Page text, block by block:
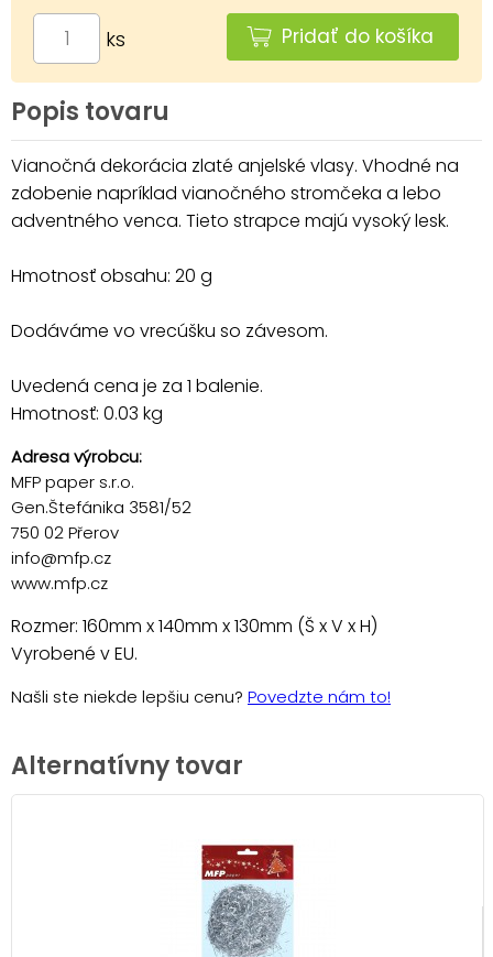
ks Pridať do košíka
Popis tovaru
Vianočná dekorácia zlaté anjelské vlasy. Vhodné na
zdobenie napríklad vianočného stromčeka a lebo
adventného venca. Tieto strapce majú vysoký lesk.
Hmotnosť obsahu: 20 g
Dodáváme vo vrecúšku so závesom.
Uvedená cena je za 1 balenie.
Hmotnosť: 0.03 kg
Adresa výrobcu:
MFP paper s.r.o.
Gen.Štefánika 3581/52
750 02 Přerov
info@mfp.cz
www.mfp.cz
Rozmer: 160mm x 140mm x 130mm (Š x V x H)
Vyrobené v EU.
Našli ste niekde lepšiu cenu? Povedzte nám to!
Alternatívny tovar